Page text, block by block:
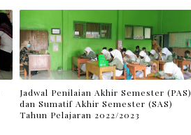
Jadwal Penilaian Akhir Semester (PAS)
dan Sumatif Akhir Semester (SAS)
Tahun Pelajaran 2022/2023